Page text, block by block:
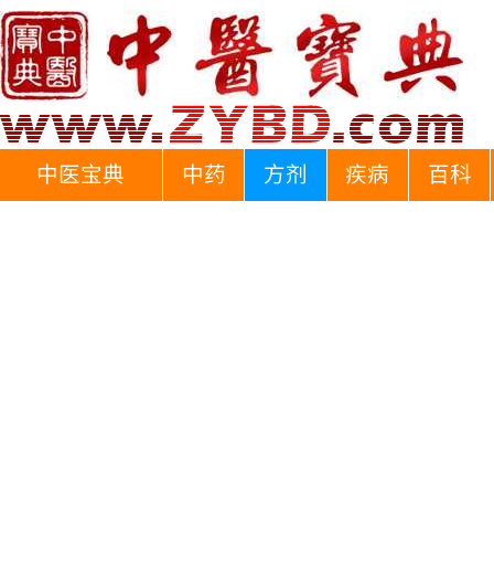
中医宝典 中药 方剂 疾病 百科